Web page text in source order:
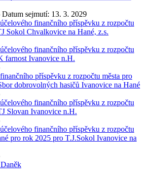
Datum sejmutí: 13. 3. 2029
finančního příspěvku z rozpočtu
Sokol Chvalkovice na Hané, z.s.
finančního příspěvku z rozpočtu
farnost Ivanovice n.H.
příspěvku z rozpočtu města pro
dobrovolných hasičů Ivanovice na Hané
finančního příspěvku z rozpočtu
Slovan Ivanovice n.H.
finančního příspěvku z rozpočtu
pro rok 2025 pro T.J.Sokol Ivanovice na